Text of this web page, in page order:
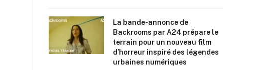
La bande-annonce de
Backrooms par A24 prépare le
terrain pour un nouveau film
d’horreur inspiré des légendes
urbaines numériques